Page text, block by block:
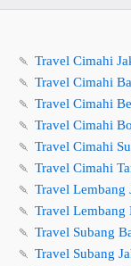
🍡 Travel Cimahi
🍡 Travel Cimahi
🍡 Travel Cimahi
🍡 Travel Cimahi
🍡 Travel Cimahi
🍡 Travel Cimahi
🍡 Travel Lembang
🍡 Travel Lembang
🍡 Travel Subang
🍡 Travel Subang